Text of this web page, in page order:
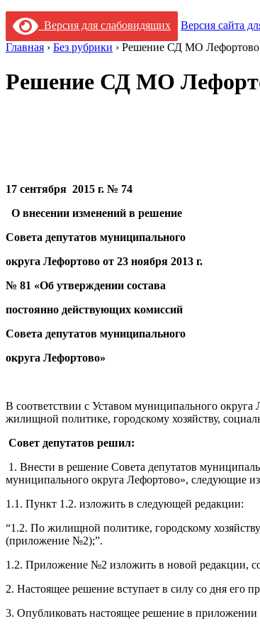
Версия для слабовидящих
Версия сайта
Главная › Без рубрики › Решение СД МО Лефортово
Решение СД МО
17 сентября 2015 г. № 74
О внесении изменений в решение
Совета депутатов муниципального
округа Лефортово от 23 ноября 2013 г.
№ 81 «Об утверждении состава
постоянно действующих комиссий
Совета депутатов муниципального
округа Лефортово»
В соответствии с Уставом муниципального
жилищной политике, городскому хозяйству,
Совет депутатов решил:
1. Внести в решение Совета депутатов
муниципального округа Лефортово», следующие
1.1. Пункт 1.2. изложить в следующей редакции:
“1.2. По жилищной политике, городскому
(приложение №2);”.
1.2. Приложение №2 изложить в новой редакции,
2. Настоящее решение вступает в силу со дня его
3. Опубликовать настоящее решение в